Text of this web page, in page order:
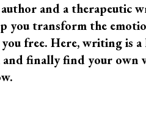
and a therapeutic
you transform the
free. Here, writing is
finally find your own